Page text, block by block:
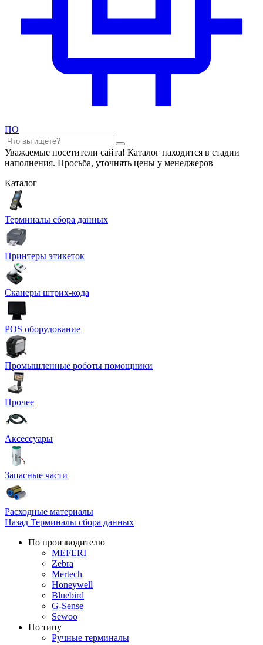
ПО
Уважаемые посетители сайта! Каталог находится в стадии
наполнения. Просьба, уточнять цены у менеджеров
Каталог
Терминалы сбора данных
Принтеры этикеток
Сканеры штрих-кода
POS оборудование
Промышленные роботы помощники
Прочее
Аксессуары
Запасные части
Расходные материалы
Назад Терминалы сбора данных
По производителю
MEFERI
Zebra
Mertech
Honeywell
Bluebird
G-Sense
Sewoo
По типу
Ручные терминалы